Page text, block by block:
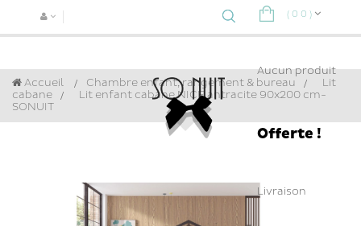
( 0 0 )
Aucun produit
Offerte !
Livraison
Accueil Chambre enfant, rangement & bureau >
Lit
cabane
>
Lit enfant cabane NICE antracite 90x200 cm-
SONUIT